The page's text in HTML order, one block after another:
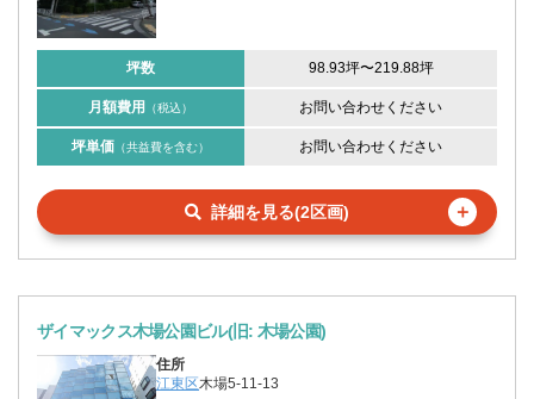
坪数 98.93坪〜219.88坪
月額費用 （税込） お問い合わせください
坪単価 （共益費を含む） お問い合わせください
詳細を見る(2区画) ＋
ザイマックス木場公園ビル(旧: 木場公園)
住所
江東区木場5-11-13